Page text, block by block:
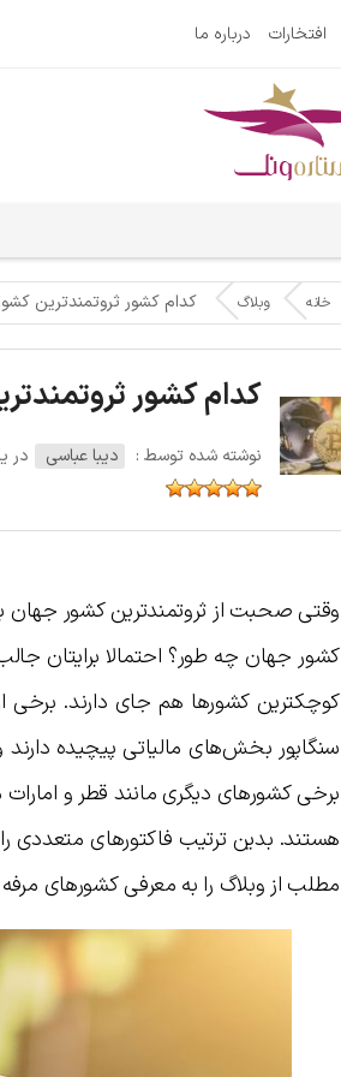
افتخارات درباره ما
خانه وبلاگ کدام کشور ثروتمندترین
کدام کشور
نوشته شده توسط : دیبا عباسی در
وقتی صحبت از ثروتمندترین کشور
کشور جهان چه طور؟ احتمالا برایتان
کوچکترین کشورها هم جای دارند. برخی
سنگاپور بخش‌های مالیاتی پیچیده دارند
برخی کشورهای دیگری مانند قطر و
هستند. بدین ترتیب فاکتورهای متعددی
مطلب از وبلاگ را به معرفی کشورهای